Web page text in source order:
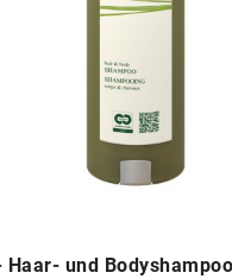
Haar- und